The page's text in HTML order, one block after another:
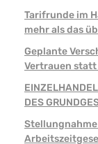
Tarifrunde im
mehr als das
Geplante
Vertrauen
DES